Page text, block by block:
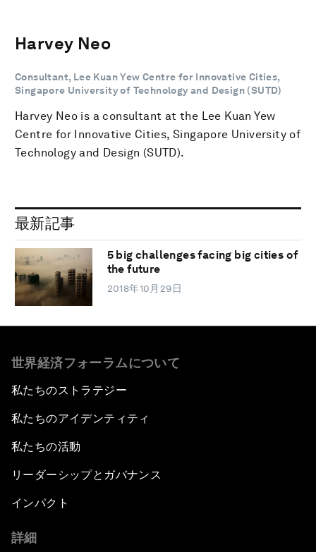
Harvey Neo
Consultant, Lee Kuan Yew Centre for Innovative Cities,
Singapore University of Technology and Design (SUTD)
Harvey Neo is a consultant at the Lee Kuan Yew
Centre for Innovative Cities, Singapore University of
Technology and Design (SUTD).
最新記事
5 big challenges facing big cities of
the future
2018年10月29日
世界経済フォーラムについて
私たちのストラテジー
私たちのアイデンティティ
私たちの活動
リーダーシップとガバナンス
インパクト
詳細